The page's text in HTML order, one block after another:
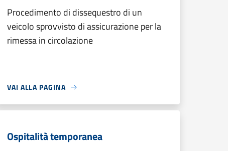
Procedimento di dissequestro di un
veicolo sprovvisto di assicurazione per la
rimessa in circolazione
VAI ALLA PAGINA
Ospitalità temporanea